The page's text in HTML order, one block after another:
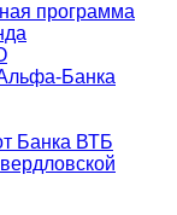
программа
Банка
Банка ВТБ